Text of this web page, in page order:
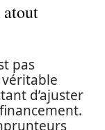
pas
d’ajuster